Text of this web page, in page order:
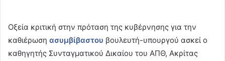
Οξεία κριτική στην πρόταση της κυβέρνησης για την
καθιέρωση ασυμβίβαστου βουλευτή-υπουργού ασκεί ο
καθηγητής Συνταγματικού Δικαίου του ΑΠΘ, Ακρίτας